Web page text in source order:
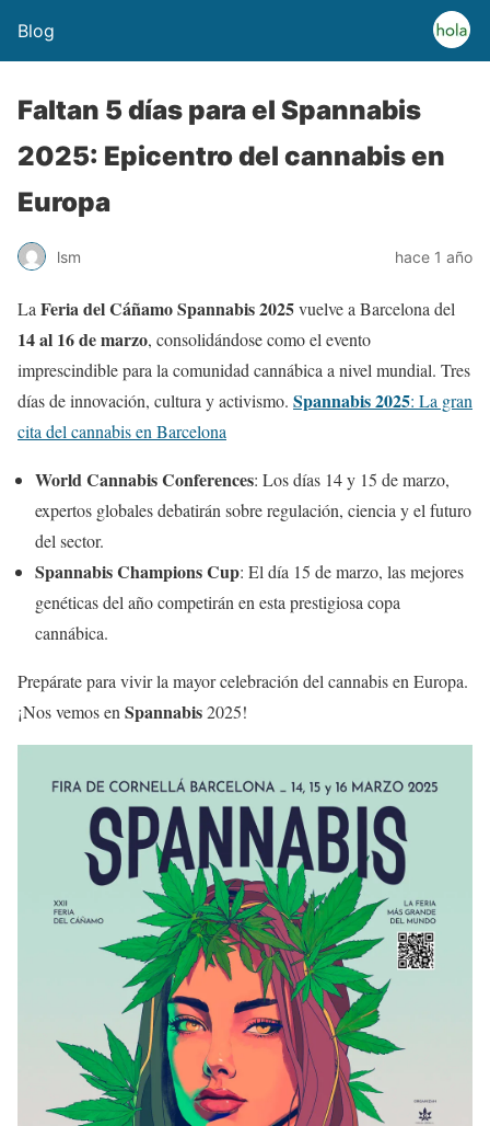
Blog
Faltan 5 días para el Spannabis
2025: Epicentro del cannabis en
Europa
lsm hace 1 año
La Feria del Cáñamo Spannabis 2025vuelve a Barcelona del
14 al 16 de marzo, consolidándose como el evento
imprescindible para la comunidad cannábica a nivel mundial. Tres
días de innovación, cultura y activismo. Spannabis 2025: La gran
cita del cannabis en Barcelona
World Cannabis Conferences: Los días 14 y 15 de marzo,
expertos globales debatirán sobre regulación, ciencia y el futuro
del sector.
Spannabis Champions Cup: El día 15 de marzo, las mejores
genéticas del año competirán en esta prestigiosa copa
cannábica.
Prepárate para vivir la mayor celebración del cannabis en Europa.
¡Nos vemos en Spannabis2025!